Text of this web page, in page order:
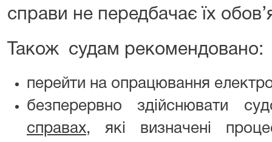
справи не передбачає їх
Також судам рекомендовано:
перейти на опрацювання
безперервно здійснювати
справах, які визначені